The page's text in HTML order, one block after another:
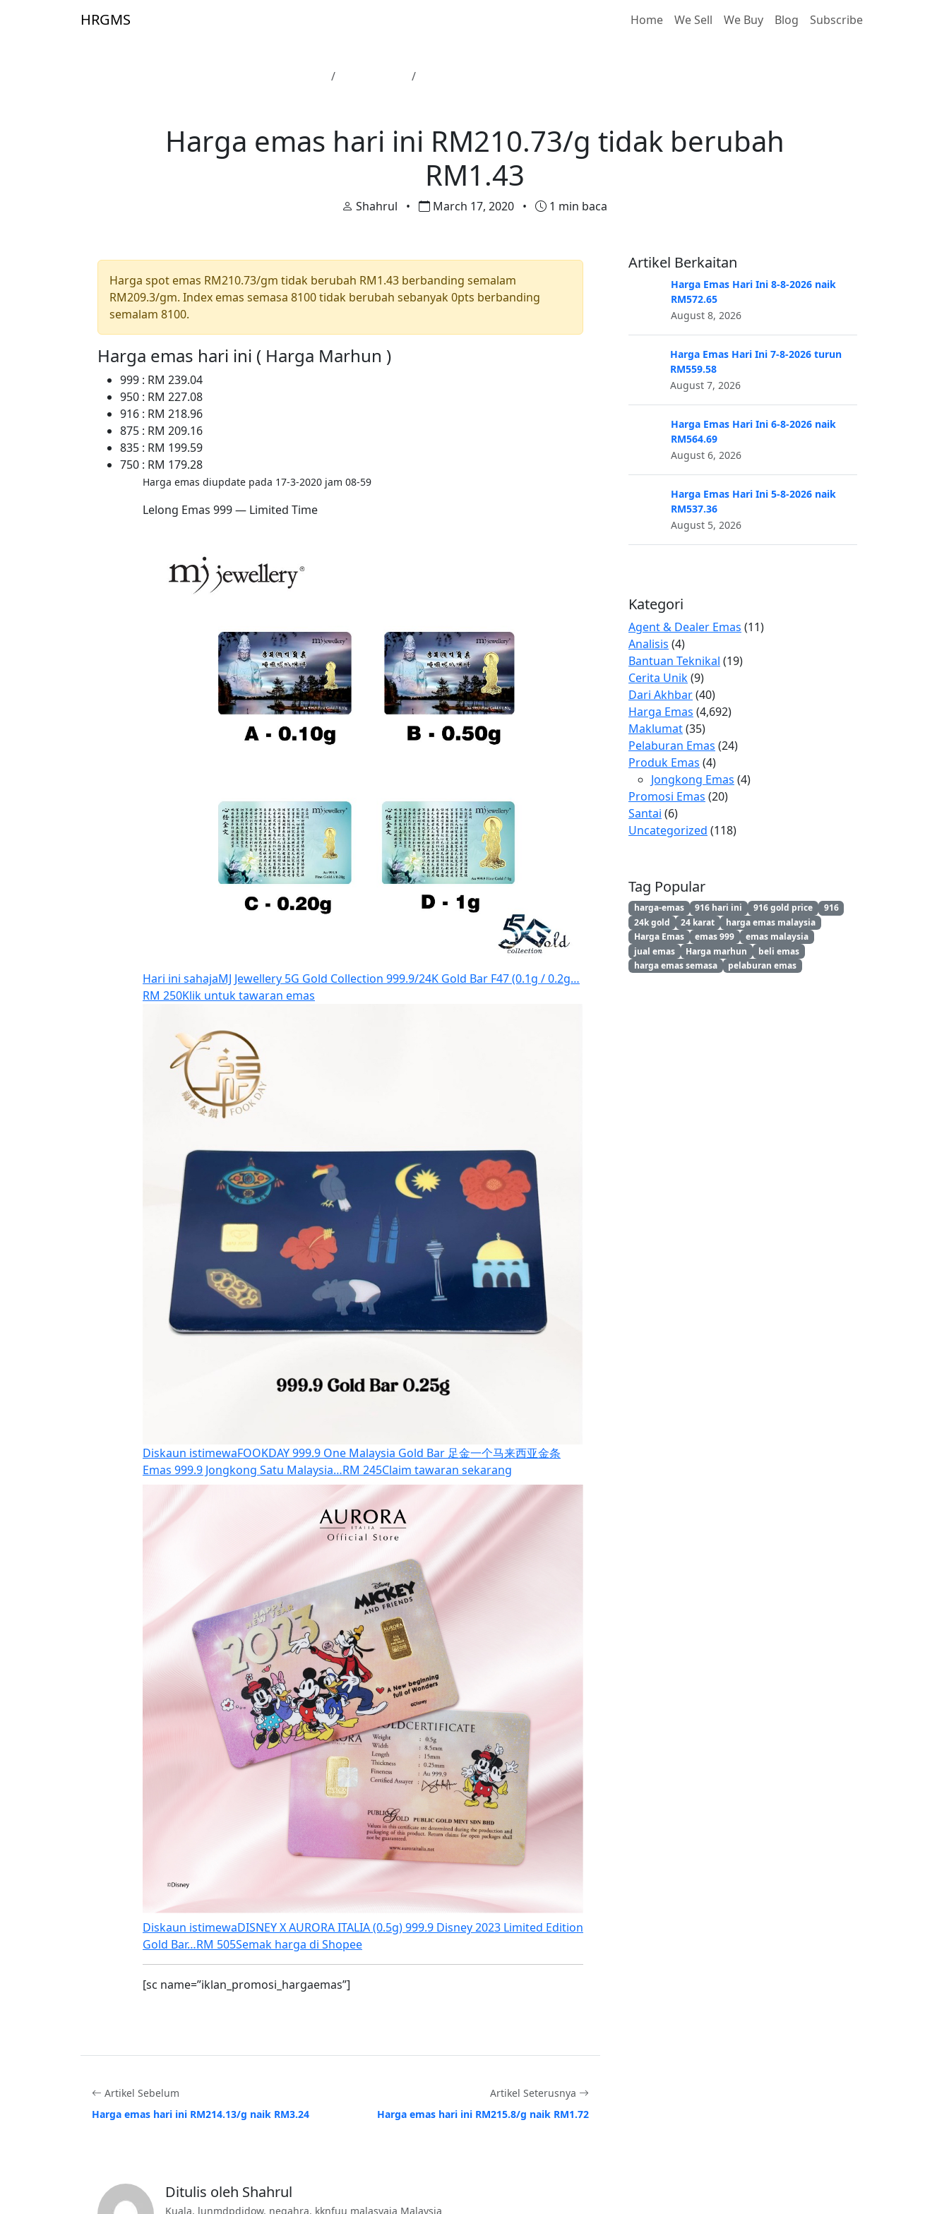
HRGMS Home We Sell We Buy Blog Subscribe
Harga emas hari ini RM210.73/g tidak berubah
RM1.43
Shahrul • March 17, 2020 • 1 min baca
Harga spot emas RM210.73/gm tidak berubah RM1.43 berbanding semalam
RM209.3/gm. Index emas semasa 8100 tidak berubah sebanyak 0pts berbanding
semalam 8100.
Harga emas hari ini ( Harga Marhun )
999 : RM 239.04
950 : RM 227.08
916 : RM 218.96
875 : RM 209.16
835 : RM 199.59
750 : RM 179.28
Harga emas diupdate pada 17-3-2020 jam 08-59
Lelong Emas 999 — Limited Time
Hari ini sahajaMJ Jewellery 5G Gold Collection 999.9/24K Gold Bar F47 (0.1g / 0.2g…
RM 250Klik untuk tawaran emas
Diskaun istimewaFOOKDAY 999.9 One Malaysia Gold Bar 足金一个马来西亚金条
Emas 999.9 Jongkong Satu Malaysia…RM 245Claim tawaran sekarang
Diskaun istimewaDISNEY X AURORA ITALIA (0.5g) 999.9 Disney 2023 Limited Edition
Gold Bar…RM 505Semak harga di Shopee
[sc name=”iklan_promosi_hargaemas”]
Artikel Sebelum
Harga emas hari ini RM214.13/g naik RM3.24
Artikel Seterusnya
Harga emas hari ini RM215.8/g naik RM1.72
Ditulis oleh Shahrul
Kuala, lunmdpdjdow, negahra, kknfuu malasyaia Malaysia
Artikel Berkaitan
Harga Emas Hari Ini 8-8-2026 naik
RM572.65
August 8, 2026
Harga Emas Hari Ini 7-8-2026 turun
RM559.58
August 7, 2026
Harga Emas Hari Ini 6-8-2026 naik
RM564.69
August 6, 2026
Harga Emas Hari Ini 5-8-2026 naik
RM537.36
August 5, 2026
Kategori
Agent & Dealer Emas (11)
Analisis (4)
Bantuan Teknikal (19)
Cerita Unik(9)
Dari Akhbar(40)
Harga Emas (4,692)
Maklumat(35)
Pelaburan Emas (24)
Produk Emas (4)
Jongkong Emas (4)
Promosi Emas (20)
Santai (6)
Uncategorized (118)
Tag Popular
harga-emas 916 hari ini 916 gold price
916
24k gold
24 karat
harga emas malaysia
Harga Emas
emas 999
emas malaysia
jual emas
Harga marhun
beli emas
harga emas semasa
pelaburan emas